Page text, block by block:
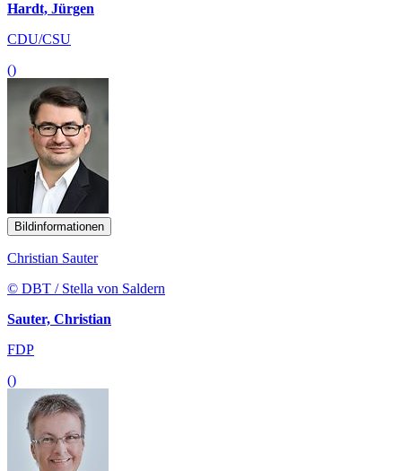
Hardt, Jürgen
CDU/CSU
()
Bildinformationen
Christian Sauter
© DBT / Stella von Saldern
Sauter, Christian
FDP
()